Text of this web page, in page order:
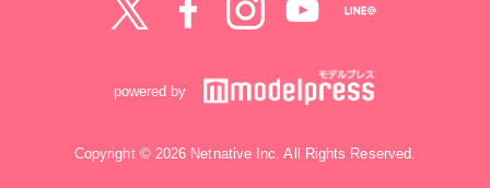
powered by
Copyright © 2026 Netnative Inc. All Rights Reserved.